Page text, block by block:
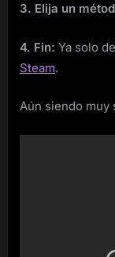
3. Elija un
4. Fin: Ya solo
Steam.
Aún siendo muy